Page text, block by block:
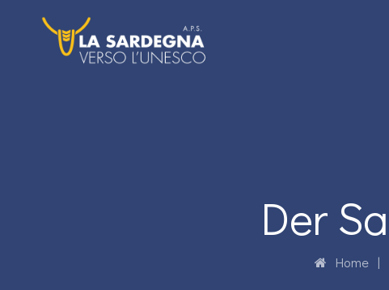
Der
Home |